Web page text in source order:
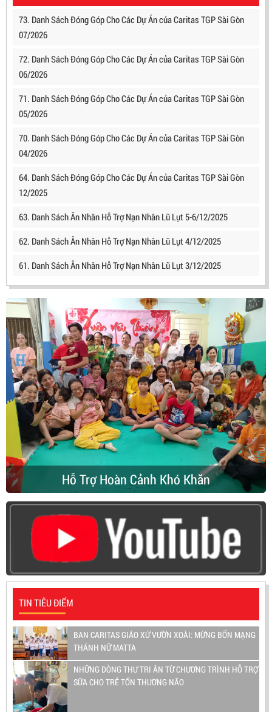
73. Danh Sách Đóng Góp Cho Các Dự Án của Caritas TGP Sài Gòn
07/2026
72. Danh Sách Đóng Góp Cho Các Dự Án của Caritas TGP Sài Gòn
06/2026
71. Danh Sách Đóng Góp Cho Các Dự Án của Caritas TGP Sài Gòn
05/2026
70. Danh Sách Đóng Góp Cho Các Dự Án của Caritas TGP Sài Gòn
04/2026
64. Danh Sách Đóng Góp Cho Các Dự Án của Caritas TGP Sài Gòn
12/2025
63. Danh Sách Ân Nhân Hỗ Trợ Nạn Nhân Lũ Lụt 5-6/12/2025
62. Danh Sách Ân Nhân Hỗ Trợ Nạn Nhân Lũ Lụt 4/12/2025
61. Danh Sách Ân Nhân Hỗ Trợ Nạn Nhân Lũ Lụt 3/12/2025
Hỗ Trợ Hoàn Cảnh Khó Khăn
TIN TIÊU ĐIỂM
BAN CARITAS GIÁO XỨ VƯỜN XOÀI: MỪNG BỔN MẠNG
THÁNH NỮ MATTA
NHỮNG DÒNG THƯ TRI ÂN TỪ CHƯƠNG TRÌNH HỖ TRỢ
SỮA CHO TRẺ TỔN THƯƠNG NÃO